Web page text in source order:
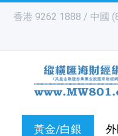
香港 9262 1888 / 中國
黃金/白銀